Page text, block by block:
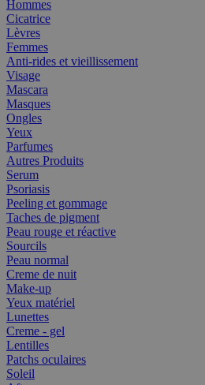
Hommes
Cicatrice
Lèvres
Femmes
Anti-rides et vieillissement
Visage
Mascara
Masques
Ongles
Yeux
Parfumes
Autres Produits
Serum
Psoriasis
Peeling et gommage
Taches de pigment
Peau rouge et réactive
Sourcils
Peau normal
Creme de nuit
Make-up
Yeux matériel
Lunettes
Creme - gel
Lentilles
Patchs oculaires
Soleil